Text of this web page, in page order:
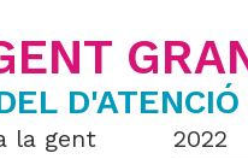
la gent
2022